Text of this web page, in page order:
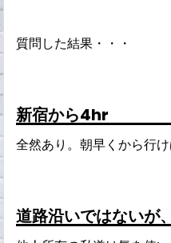
質問した結果・・・
新宿から4hr
全然あり。朝早くから行
道路沿いではないが